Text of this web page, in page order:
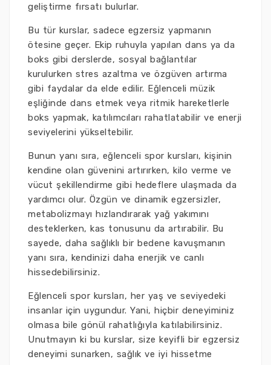
geliştirme fırsatı bulurlar.
Bu tür kurslar, sadece egzersiz yapmanın
ötesine geçer. Ekip ruhuyla yapılan dans ya da
boks gibi derslerde, sosyal bağlantılar
kurulurken stres azaltma ve özgüven artırma
gibi faydalar da elde edilir. Eğlenceli müzik
eşliğinde dans etmek veya ritmik hareketlerle
boks yapmak, katılımcıları rahatlatabilir ve enerji
seviyelerini yükseltebilir.
Bunun yanı sıra, eğlenceli spor kursları, kişinin
kendine olan güvenini artırırken, kilo verme ve
vücut şekillendirme gibi hedeflere ulaşmada da
yardımcı olur. Özgün ve dinamik egzersizler,
metabolizmayı hızlandırarak yağ yakımını
desteklerken, kas tonusunu da artırabilir. Bu
sayede, daha sağlıklı bir bedene kavuşmanın
yanı sıra, kendinizi daha enerjik ve canlı
hissedebilirsiniz.
Eğlenceli spor kursları, her yaş ve seviyedeki
insanlar için uygundur. Yani, hiçbir deneyiminiz
olmasa bile gönül rahatlığıyla katılabilirsiniz.
Unutmayın ki bu kurslar, size keyifli bir egzersiz
deneyimi sunarken, sağlık ve iyi hissetme